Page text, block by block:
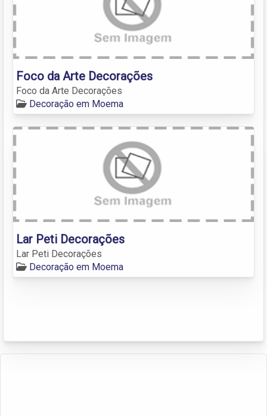
Foco da Arte Decorações
Foco da Arte Decorações
Decoração em Moema
Lar Peti Decorações
Lar Peti Decorações
Decoração em Moema